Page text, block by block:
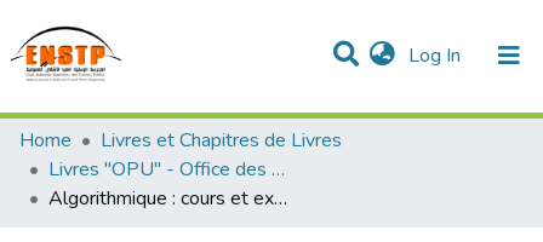
Log In (current)
DSPACE de l'École Nationale Supérieure des Travaux
Publics
Communities & Collections
Statistics
All of DSpace
Home
Livres et Chapitres de Livres
Livres "OPU" - Office des Publications Universitaires
Algorithmique : cours et exercices corrigés. Fortran 77 : méthodes d'analyse numérique : rappel de cours et algorithme des méthodes